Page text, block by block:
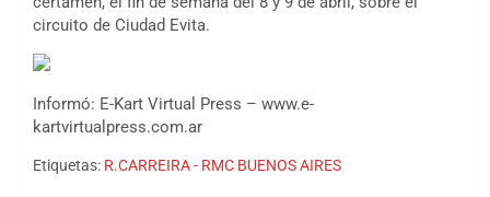
circuito de Ciudad Evita.
Informó: E-Kart Virtual Press – www.e-
kartvirtualpress.com.ar
Etiquetas: R.CARREIRA - RMC BUENOS AIRES